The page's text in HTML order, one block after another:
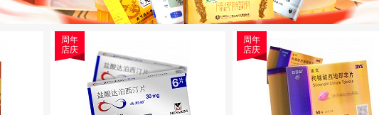
周年
店庆
周年
店庆